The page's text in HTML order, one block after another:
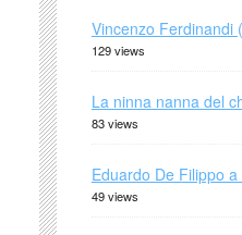
Vincenzo Ferdinandi
129 views
La ninna nanna del
83 views
Eduardo De Filippo
49 views